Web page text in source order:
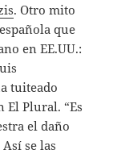
. Otro mito
que
en EE.UU.:
tuiteado
El Plural. “Es
el daño
se las